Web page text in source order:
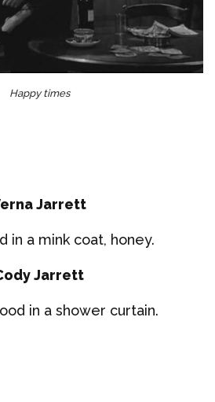
Happy times
Jarrett
in a mink coat, honey.
Jarrett
in a shower curtain.